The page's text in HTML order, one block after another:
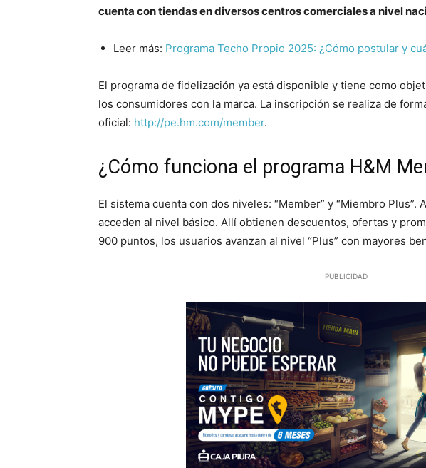
cuenta con tiendas en diversos centros comerciales a nivel
Leer más: Programa Techo Propio 2025: ¿Cómo postular y
El programa de fidelización ya está disponible y tiene como
los consumidores con la marca. La inscripción se realiza de
oficial: http://pe.hm.com/member.
¿Cómo funciona el programa H&M
El sistema cuenta con dos niveles: “Member” y “Miembro Plus”.
acceden al nivel básico. Allí obtienen descuentos, ofertas y
900 puntos, los usuarios avanzan al nivel “Plus” con mayores
PUBLICIDAD